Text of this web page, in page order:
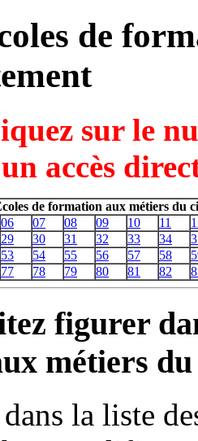
de
sur le
accès
de formation aux métiers du
06 07 08 09 10 11
29 30 31 32 33 34
53 54 55 56 57 58
77 78 79 80 81 82
figurer
métiers du
la liste